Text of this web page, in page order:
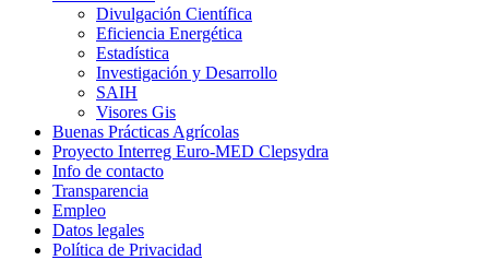
Divulgación Científica
Eficiencia Energética
Estadística
Investigación y Desarrollo
SAIH
Visores Gis
Buenas Prácticas Agrícolas
Proyecto Interreg Euro-MED Clepsydra
Info de contacto
Transparencia
Empleo
Datos legales
Política de Privacidad